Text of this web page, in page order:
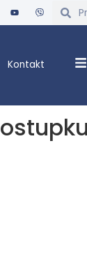
Kontakt